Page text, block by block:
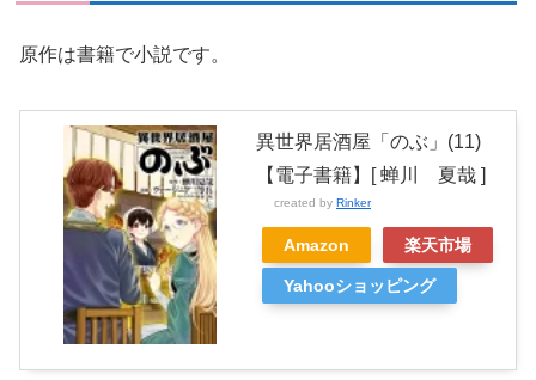
原作は書籍で小説です。
異世界居酒屋「のぶ」(11)
【電子書籍】[ 蝉川 夏哉 ]
created by Rinker
Amazon 楽天市場
Yahooショッピング